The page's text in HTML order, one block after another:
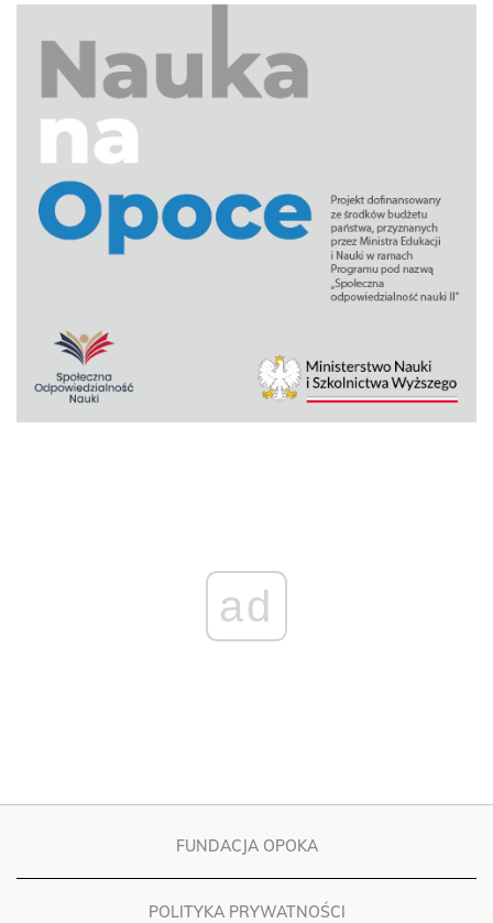
ad
FUNDACJA OPOKA
POLITYKA PRYWATNOŚCI